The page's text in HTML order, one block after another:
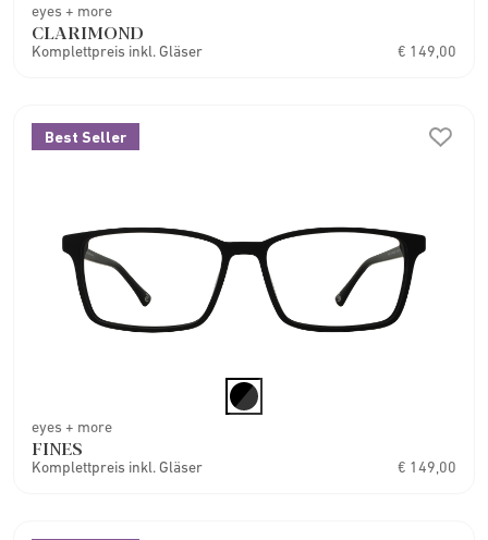
eyes + more
CLARIMOND
Komplettpreis inkl. Gläser € 149,00
Best Seller
eyes + more
FINES
Komplettpreis inkl. Gläser € 149,00